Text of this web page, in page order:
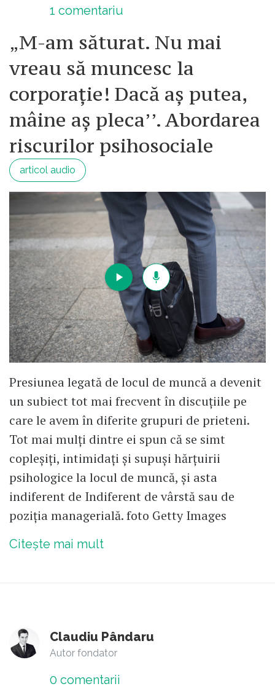
1 comentariu
„M-am săturat. Nu mai
vreau să muncesc la
corporație! Dacă aș putea,
mâine aș pleca’’. Abordarea
riscurilor psihosociale
articol audio
Presiunea legată de locul de muncă a devenit
un subiect tot mai frecvent în discuțiile pe
care le avem în diferite grupuri de prieteni.
Tot mai mulți dintre ei spun că se simt
copleșiți, intimidați și supuși hărțuirii
psihologice la locul de muncă, și asta
indiferent de Indiferent de vârstă sau de
poziția managerială. foto Getty Images
Citește mai mult
Claudiu Pândaru
Autor fondator
0 comentarii